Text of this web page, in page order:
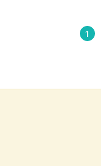
1